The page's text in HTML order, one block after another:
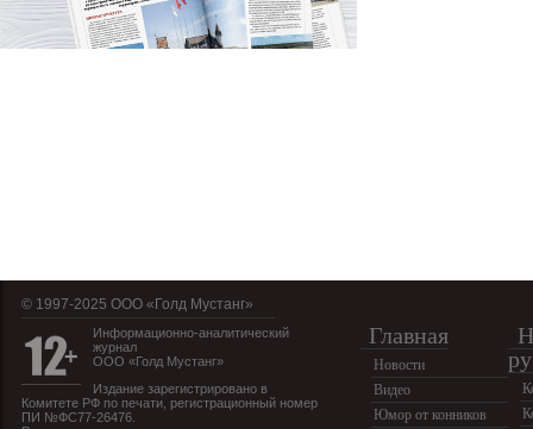
© 1997-2025 OOO «Голд Мустанг»
Информационно-аналитический
журнал
ООО «Голд Мустанг»
Издание зарегистрировано в
Комитете РФ по печати, регистрационный номер
ПИ №ФС77-26476.
Главная
Новости
Видео
Юмор от конников